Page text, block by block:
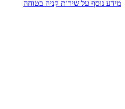
מידע נוסף על שירות קניה בטוחה